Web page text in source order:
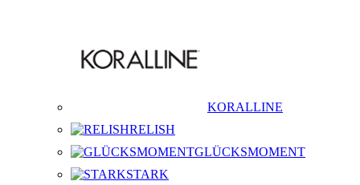
KORALLINE
RELISH
GLÜCKSMOMENT
STARK